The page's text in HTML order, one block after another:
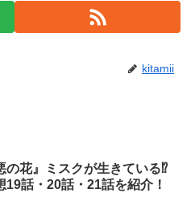
kitamii
の花』ミスクが生きている⁉
19話・20話・21話を紹介！